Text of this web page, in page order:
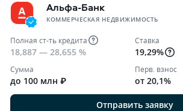
Альфа-Банк
КОММЕРЧЕСКАЯ НЕДВИЖИМОСТЬ
Полная ст-ть кредита
18,887 — 28,655 %
Ставка
19,29%
Сумма
до 100 млн ₽
Перв. взнос
от 20,1%
Отправить заявку